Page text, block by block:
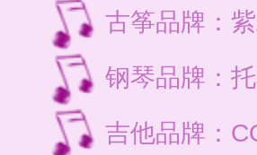
古筝品牌：
钢琴品牌：
吉他品牌：